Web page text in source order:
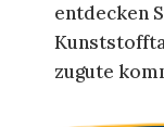
entdecken
zugute